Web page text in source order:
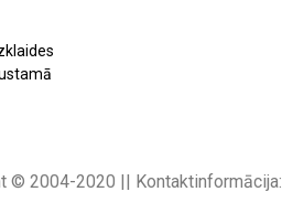
© 2004-2020 || Kontaktinformācija: